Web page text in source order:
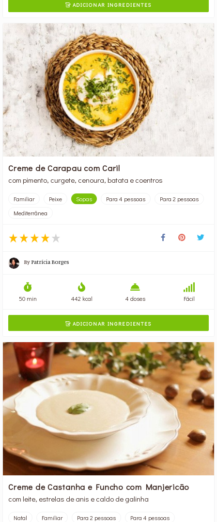
ADICIONAR INGREDIENTES
Creme de Carapau com Caril
com pimento, curgete, cenoura, batata e coentros
Familiar Peixe Sopas Para 4 pessoas
Para 2 pessoas
Mediterrânea
ByPatrícia Borges
50 min 442 kcal 4 doses Fácil
ADICIONAR INGREDIENTES
Creme de Castanha e Funcho com Manjericão
com leite, estrelas de anis e caldo de galinha
Natal Familiar Para 2 pessoas
Para 4 pessoas